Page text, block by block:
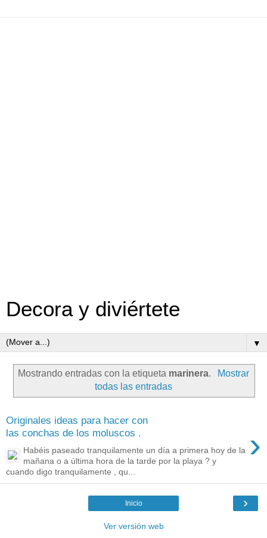
Decora y diviértete
▼
Mostrando entradas con la etiqueta marinera.
Mostrar
todas las entradas
Originales ideas para hacer con
las conchas de los moluscos .
›
Habéis paseado tranquilamente un día a primera hoy de la
mañana o a última hora de la tarde por la playa ? y
cuando digo tranquilamente , qu...
›
Inicio
Ver versión web